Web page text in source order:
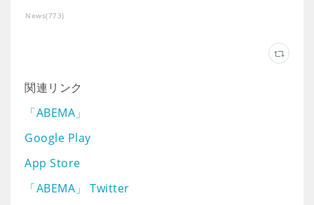
News(773)
関連リンク
「ABEMA」
Google Play
App Store
「ABEMA」 Twitter